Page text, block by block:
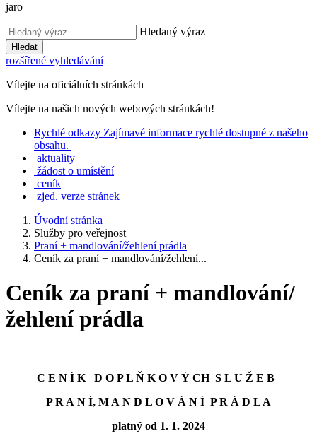
jaro
Hledaný výraz
Hledat
rozšířené vyhledávání
Vítejte na oficiálních stránkách
Vítejte na našich nových webových stránkách!
Rychlé odkazy Zajímavé informace rychlé dostupné z našeho
obsahu.
aktuality
žádost o umístění
ceník
zjed. verze stránek
Úvodní stránka
Služby pro veřejnost
Praní + mandlování/žehlení prádla
Ceník za praní + mandlování/žehlení...
Ceník za praní + mandlování/
žehlení prádla
C E N Í K D O P L Ň K O V Ý CH S L U Ž E B
P R A N Í, M A N D L O V Á N Í P R Á D L A
platný od 1. 1. 2024